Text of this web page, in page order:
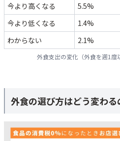
今より高くなる
5.5%
今より低くなる
1.4%
わからない
2.1%
外食支出の変化（外食を週1度
外食の選び方はどう変わる